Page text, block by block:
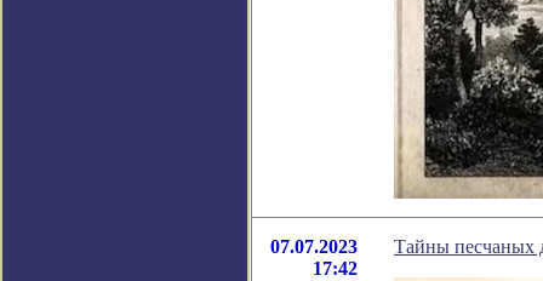
07.07.2023
17:42
Тайны песчаных